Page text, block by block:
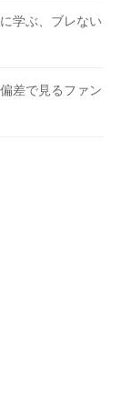
学ぶ、ブレない
差で見るファン